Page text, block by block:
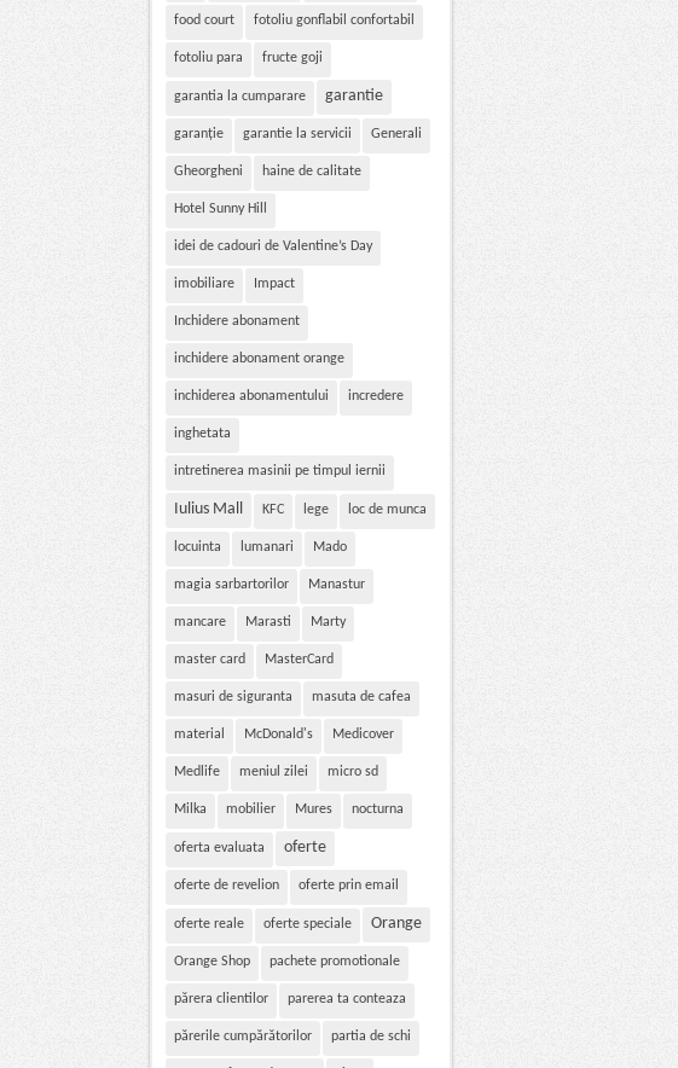
food court fotoliu gonflabil confortabil
fotoliu para fructe goji
garantia la cumparare garantie
garanție garantie la servicii Generali
Gheorgheni haine de calitate
Hotel Sunny Hill
idei de cadouri de Valentine’s Day
imobiliare Impact
Inchidere abonament
inchidere abonament orange
inchiderea abonamentului incredere
inghetata
intretinerea masinii pe timpul iernii
Iulius Mall KFC lege loc de munca
locuinta lumanari Mado
magia sarbartorilor Manastur
mancare Marasti Marty
master card MasterCard
masuri de siguranta masuta de cafea
material McDonald's Medicover
Medlife meniul zilei micro sd
Milka mobilier Mures nocturna
oferta evaluata oferte
oferte de revelion oferte prin email
oferte reale oferte speciale Orange
Orange Shop pachete promotionale
părera clientilor parerea ta conteaza
părerile cumpărătorilor partia de schi